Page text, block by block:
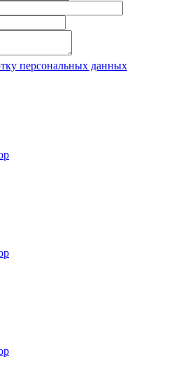
персональных данных